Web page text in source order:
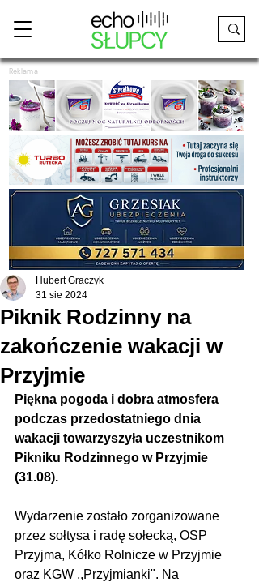
Reklama
Piknik Rodzinny na
zakończenie wakacji w
Przyjmie
Hubert Graczyk
31 sie 2024
Piękna pogoda i dobra atmosfera
podczas przedostatniego dnia
wakacji towarzyszyła uczestnikom
Pikniku Rodzinnego w Przyjmie
(31.08).
Wydarzenie zostało zorganizowane
przez sołtysa i radę sołecką, OSP
Przyjma, Kółko Rolnicze w Przyjmie
oraz KGW ,,Przyjmianki". Na